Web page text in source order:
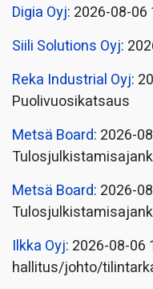
Digia Oyj: 2026-08-
Siili Solutions Oyj:
Reka Industrial Oyj:
Puolivuosikatsaus
Metsä Board: 2026-
Metsä Board: 2026-
Ilkka Oyj: 2026-08-06
hallitus/johto/